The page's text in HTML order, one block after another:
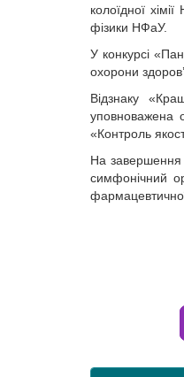
колоїдної
фізики НФаУ.
У конкурсі
охорони
Відзнаку
уповноважена
«Контроль
На завершення
симфонічний